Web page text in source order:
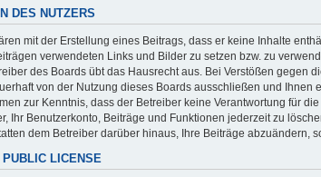
DES NUTZERS
mit der Erstellung eines Beitrags, dass er keine Inhalte
verwendeten Links und Bilder zu setzen bzw. zu
des Boards übt das Hausrecht aus. Bei Verstößen
von der Nutzung dieses Boards ausschließen und Ihnen
zur Kenntnis, dass der Betreiber keine Verantwortung für
Ihr Benutzerkonto, Beiträge und Funktionen jederzeit zu
dem Betreiber darüber hinaus, Ihre Beiträge abzuändern,
LICENSE